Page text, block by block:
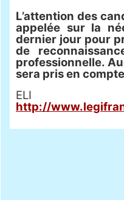
L’attention des
appelée sur la
dernier jour pour
de
professionnelle.
sera pris en
http://